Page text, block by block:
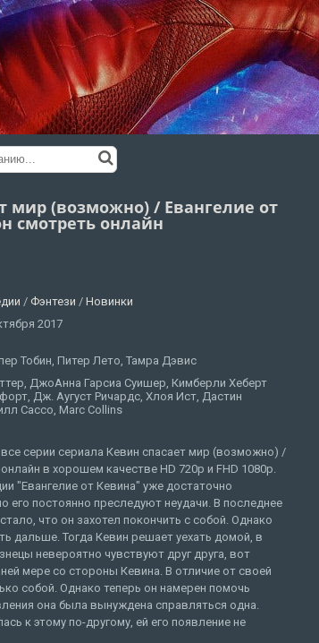
мир (возможно) / Евангелие от
смотреть онлайн
/ Фэнтези / Новинки
2017
Тобин, Питер Лето, Тамра Дэвис
ДжоАнна Гарсиа Суишер, Кимберли Хеберт
Дж. Аугуст Ричардс, Хлоя Ист, Дастин
Сассо, Marc Collins
серии сериала Кевин спасает мир (возможно) /
в хорошем качестве HD 720p и FHD 1080p.
"Евангелие от Кевина" уже достаточно
его постоянно преследуют неудачи. В последнее
что он захотел покончить с собой. Однако
дальше. Тогда Кевин решает уехать домой, в
невероятно чувствуют друг друга, вот
мере со стороны Кевина. В отличие от своей
собой. Однако теперь он намерен помочь
она была вынуждена справляться одна.
к этому по-другому, ей его появление не